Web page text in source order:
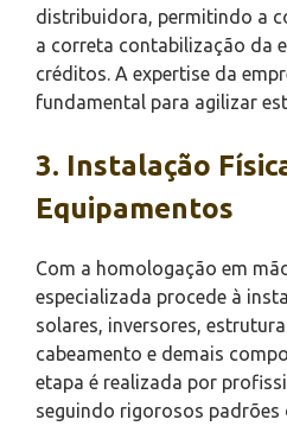
distribuidora, permitindo a
a correta contabilização da
créditos. A expertise da
fundamental para agilizar
3. Instalação
Equipamentos
Com a homologação em
especializada procede à
solares, inversores,
cabeamento e demais
etapa é realizada por
seguindo rigorosos padrões